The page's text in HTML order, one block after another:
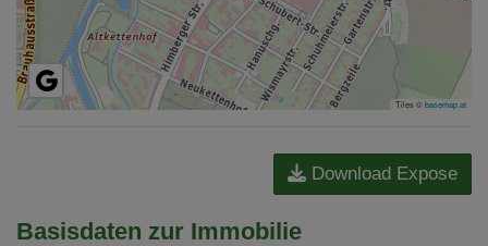
Tiles ©basemap.at
Download Expose
Basisdaten zur Immobilie